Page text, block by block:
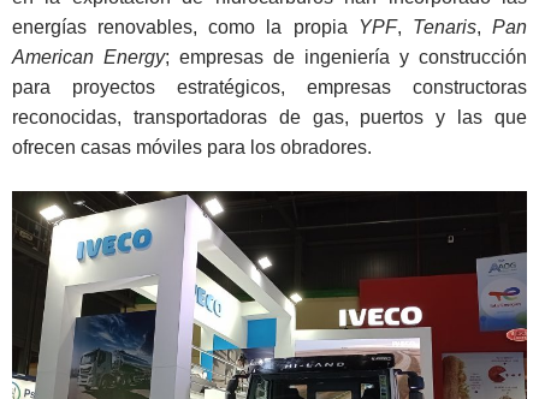
energías renovables, como la propia YPF, Tenaris,Pan
American Energy; empresas de ingeniería y construcción
para proyectos estratégicos, empresas constructoras
reconocidas, transportadoras de gas, puertos y las que
ofrecen casas móviles para los obradores.